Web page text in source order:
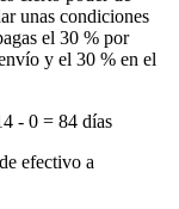
unas condiciones
el 30 % por
y el 30 % en el
- 0 = 84 días
efectivo a